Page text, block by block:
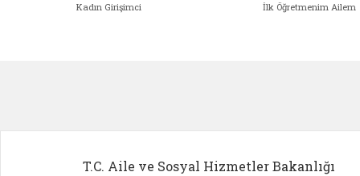
Kadın Girişimci İlk Öğretmenim Ailem
T.C. Aile ve Sosyal Hizmetler Bakanlığı